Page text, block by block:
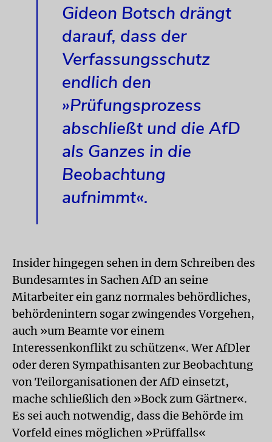
Gideon Botsch drängt
darauf, dass der
Verfassungsschutz
endlich den
»Prüfungsprozess
abschließt und die AfD
als Ganzes in die
Beobachtung
aufnimmt«.
Insider hingegen sehen in dem Schreiben des
Bundesamtes in Sachen AfD an seine
Mitarbeiter ein ganz normales behördliches,
behördenintern sogar zwingendes Vorgehen,
auch »um Beamte vor einem
Interessenkonflikt zu schützen«. Wer AfDler
oder deren Sympathisanten zur Beobachtung
von Teilorganisationen der AfD einsetzt,
mache schließlich den »Bock zum Gärtner«.
Es sei auch notwendig, dass die Behörde im
Vorfeld eines möglichen »Prüffalls«